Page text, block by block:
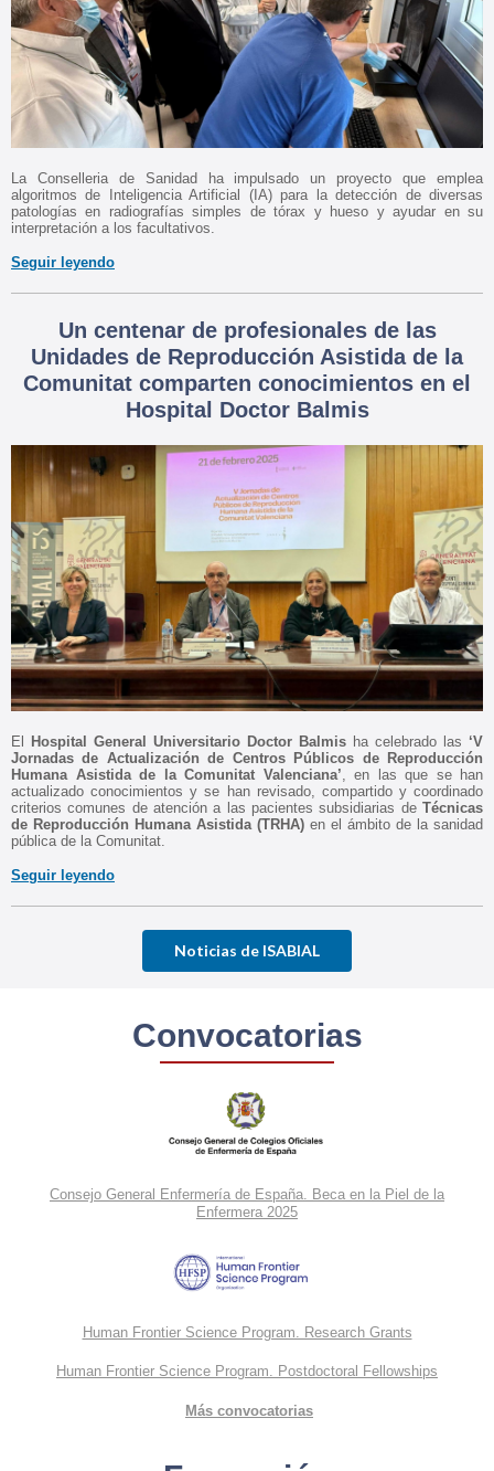
La Conselleria de Sanidad ha impulsado un proyecto que emplea
algoritmos de Inteligencia Artificial (IA) para la detección de diversas
patologías en radiografías simples de tórax y hueso y ayudar en su
interpretación a los facultativos.
Seguir leyendo
Un centenar de profesionales de las
Unidades de Reproducción Asistida de la
Comunitat comparten conocimientos en el
Hospital Doctor Balmis
El Hospital General Universitario Doctor Balmis ha celebrado las ‘V
Jornadas de Actualización de Centros Públicos de Reproducción
Humana Asistida de la Comunitat Valenciana’, en las que se han
actualizado conocimientos y se han revisado, compartido y coordinado
criterios comunes de atención a las pacientes subsidiarias de Técnicas
de Reproducción Humana Asistida (TRHA) en el ámbito de la sanidad
pública de la Comunitat.
Seguir leyendo
Noticias de ISABIAL
Convocatorias
Consejo General Enfermería de España. Beca en la Piel de la
Enfermera 2025
Human Frontier Science Program. Research Grants
Human Frontier Science Program. Postdoctoral Fellowships
Más convocatorias